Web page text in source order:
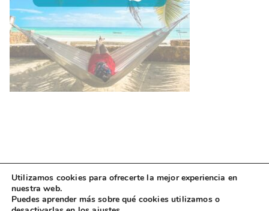
Utilizamos cookies para ofrecerte la mejor experiencia en
nuestra web.
Puedes aprender más sobre qué cookies utilizamos o